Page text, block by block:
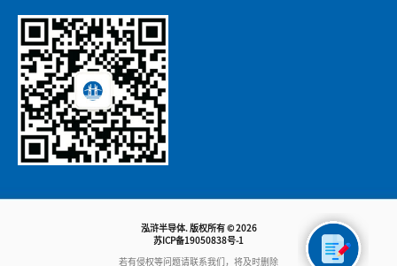
泓浒半导体. 版权所有 © 2026
苏ICP备19050838号-1
若有侵权等问题请联系我们，将及时删除